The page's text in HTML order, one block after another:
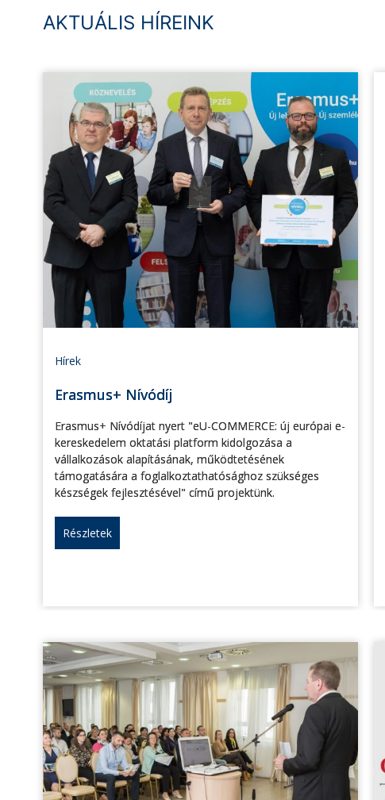
AKTUÁLIS HÍREINK
Hírek
Erasmus+ Nívódíj
Erasmus+ Nívódíjat nyert "eU-COMMERCE: új európai e-
kereskedelem oktatási platform kidolgozása a
vállalkozások alapításának, működtetésének
támogatására a foglalkoztathatósághoz szükséges
készségek fejlesztésével" című projektünk.
Részletek